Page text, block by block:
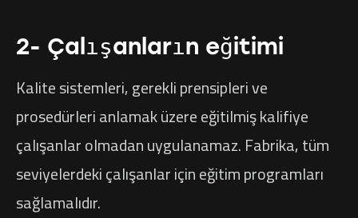
2- Çalışanların eğitimi
Kalite sistemleri, gerekli prensipleri ve
prosedürleri anlamak üzere eğitilmiş kalifiye
çalışanlar olmadan uygulanamaz. Fabrika, tüm
seviyelerdeki çalışanlar için eğitim programları
sağlamalıdır.